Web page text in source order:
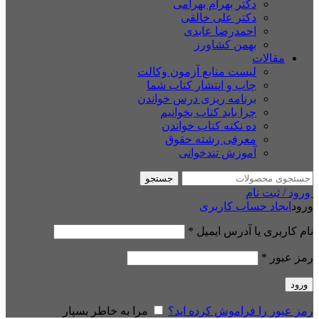
دکتر بهرام بهرامی
دکتر علی خالقی
احمدرضا عابدی
بهمن کشاورز
مقالات
لیست منابع آزمون وکالت
چاپ و انتشار کتاب شما
برنامه ریزی درس خواندن
چرا باید کتاب بخوانیم
ده نکته کتاب خواندن
معرفی رشته حقوق
آموزش تندخوانی
جستجو
ورود / ثبت نام
ورود ایجاد حساب کاربری
نام کاربری یا آدرس ایمیل *
رمز عبور *
ورود
رمز عبور را فراموش کرده اید؟
مرا به خاطر بسپار